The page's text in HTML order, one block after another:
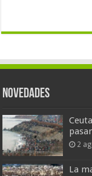
Novedades
2
La